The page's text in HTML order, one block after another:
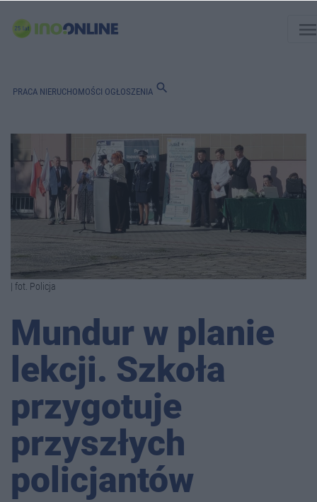
PRACA NIERUCHOMOŚCI OGŁOSZENIA search
| fot. Policja
Mundur w planie
lekcji. Szkoła
przygotuje
przyszłych
policjantów